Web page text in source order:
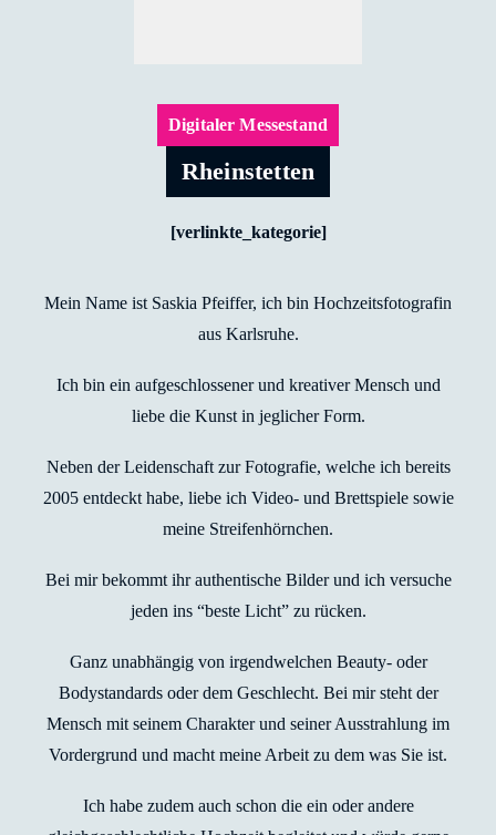
Digitaler Messestand
Rheinstetten
[verlinkte_kategorie]
Mein Name ist Saskia Pfeiffer, ich bin Hochzeitsfotografin
aus Karlsruhe.
Ich bin ein aufgeschlossener und kreativer Mensch und
liebe die Kunst in jeglicher Form.
Neben der Leidenschaft zur Fotografie, welche ich bereits
2005 entdeckt habe, liebe ich Video- und Brettspiele sowie
meine Streifenhörnchen.
Bei mir bekommt ihr authentische Bilder und ich versuche
jeden ins “beste Licht” zu rücken.
Ganz unabhängig von irgendwelchen Beauty- oder
Bodystandards oder dem Geschlecht. Bei mir steht der
Mensch mit seinem Charakter und seiner Ausstrahlung im
Vordergrund und macht meine Arbeit zu dem was Sie ist.
Ich habe zudem auch schon die ein oder andere